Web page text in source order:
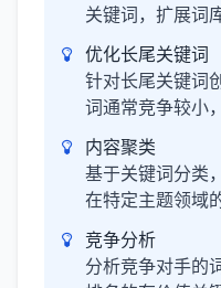
关键词，扩展词
优化长尾关键词
针对长尾关键词
词通常竞争较小
内容聚类
基于关键词分类
在特定主题领域
竞争分析
分析竞争对手的